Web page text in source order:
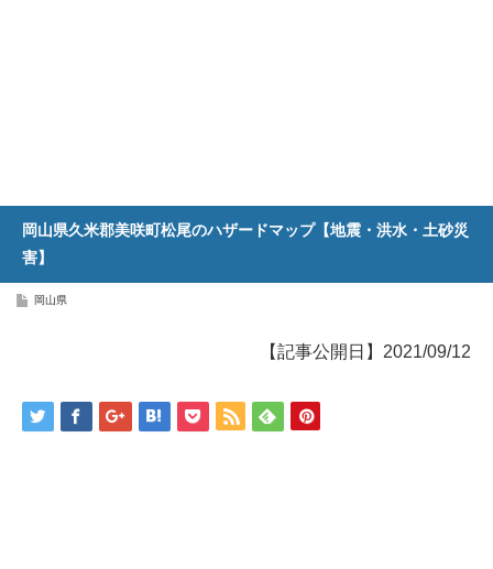
岡山県久米郡美咲町松尾のハザードマップ【地震・洪水・土砂災
害】
岡山県
【記事公開日】2021/09/12